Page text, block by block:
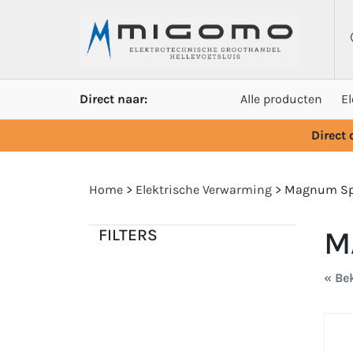
Direct naar: Alle producten
Direct
Home > Elektrische Verwarming > Magnum
FILTERS
«